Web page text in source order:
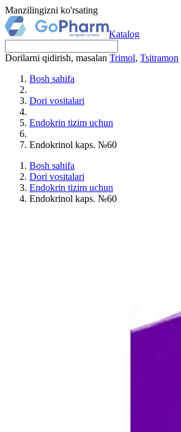
Manzilingizni ko'rsating
Katalog
Dorilarni qidirish, masalan Trimol, Tsitramon
Bosh sahifa
Dori vositalari
Endokrin tizim uchun
Endokrinol kaps. №60
Bosh sahifa
Dori vositalari
Endokrin tizim uchun
Endokrinol kaps. №60